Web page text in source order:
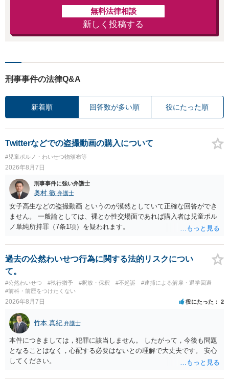
無料法律相談
新しく投稿する
刑事事件の法律Q&A
新着順 回答数が多い順 役にたった順
Twitterなどでの盗撮動画の購入について
#児童ポルノ・わいせつ物頒布等
2026年8月7日
刑事事件に強い弁護士
奥村 徹 弁護士
女子高生などの盗撮動画 というのが漠然としていて正確な回答ができ
ません。 一般論としては、裸とか性交場面であれば購入者は児童ポル
ノ単純所持罪（7条1項）を疑われます。
過去の公然わいせつ行為に関する法的リスクについ
て。
#公然わいせつ #執行猶予 #釈放・保釈 #不起訴
#逮捕による解雇・退学回避
#前科・前歴をつけたくない
2026年8月7日 役にたった 2
竹本 真紀 弁護士
本件につきましては，犯罪に該当しません。 したがって，今後も問題
となることはなく，心配する必要はないとの理解で大丈夫です。 安心
してください。